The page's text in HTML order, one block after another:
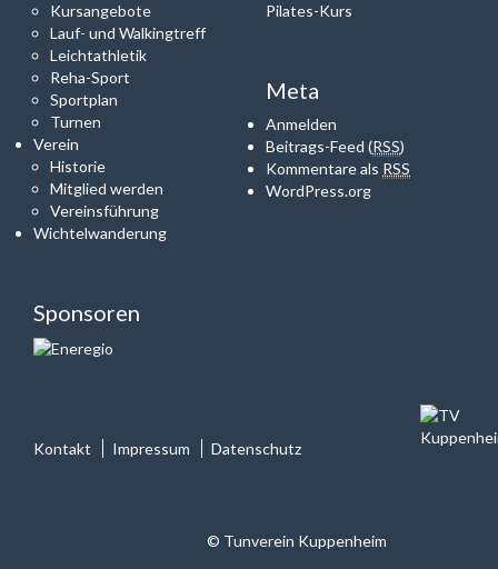
Kursangebote
Lauf- und Walkingtreff
Leichtathletik
Reha-Sport
Sportplan
Turnen
Verein
Historie
Mitglied werden
Vereinsführung
Wichtelwanderung
Pilates-Kurs
Meta
Anmelden
Beitrags-Feed (RSS)
Kommentare als RSS
WordPress.org
Sponsoren
Kontakt Impressum Datenschutz
© Tunverein Kuppenheim